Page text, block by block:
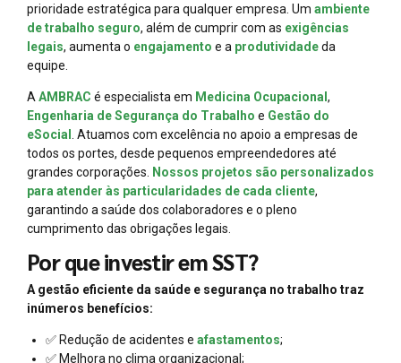
prioridade estratégica para qualquer empresa. Um ambiente
de trabalho seguro, além de cumprir com as exigências
legais, aumenta o engajamento e a produtividadeda
equipe.
A AMBRAC é especialista em Medicina Ocupacional,
Engenharia de Segurança do Trabalho e Gestão do
eSocial . Atuamos com excelência no apoio a empresas de
todos os portes, desde pequenos empreendedores até
grandes corporações. Nossos projetos são personalizados
para atender às particularidades de cada cliente,
garantindo a saúde dos colaboradores e o pleno
cumprimento das obrigações legais.
Por que investir em SST?
A gestão eficiente da saúde e segurança no trabalho traz
inúmeros benefícios:
✅ Redução de acidentes e afastamentos;
✅ Melhora no clima organizacional;